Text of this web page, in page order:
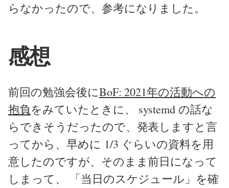
らなかったので、参考になりました。
感想
前回の勉強会後にBoF: 2021年の活動への
抱負をみていたときに、 systemd の話な
らできそうだったので、発表しますと言
ってから、早めに 1/3 ぐらいの資料を用
意したのですが、そのまま前日になって
しまって、 「当日のスケジュール」を確